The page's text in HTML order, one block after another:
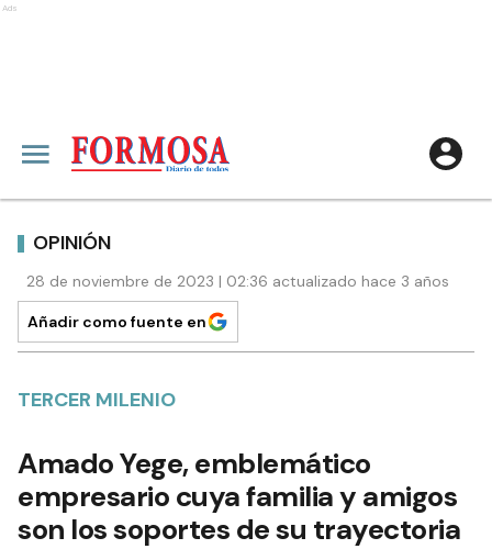
Ads
OPINIÓN
28 de noviembre de 2023 | 02:36 actualizado hace 3 años
Añadir como fuente en
TERCER MILENIO
Amado Yege, emblemático
empresario cuya familia y amigos
son los soportes de su trayectoria